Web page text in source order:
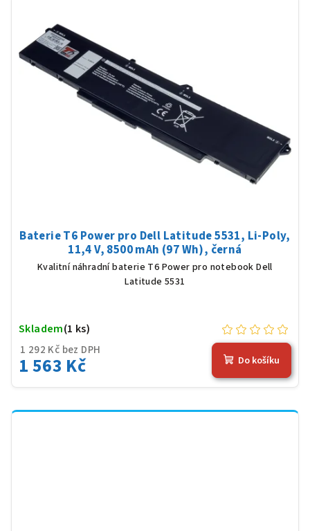
Baterie T6 Power pro Dell Latitude 5531, Li-Poly,
11,4 V, 8500 mAh (97 Wh), černá
Kvalitní náhradní baterie T6 Power pro notebook Dell
Latitude 5531
1 292 Kč bez DPH
1 563 Kč
Skladem(1 ks)
Do košíku